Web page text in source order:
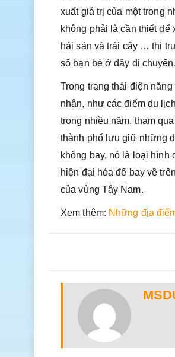
xuất giá trị của một trong
không phải là cần thiết để
hải sản và trái cây … thị
số bạn bè ở đây di chuyển.
Trong trạng thái điện
nhân, như các điểm du
trong nhiều năm, tham
thành phố lưu giữ những
không bay, nó là loại hình
hiện đại hóa để bay về
của vùng Tây Nam.
Xem thêm: Những địa